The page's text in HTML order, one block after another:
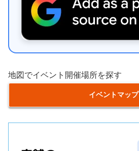
地図でイベント開催場所を探す
イベントマップ